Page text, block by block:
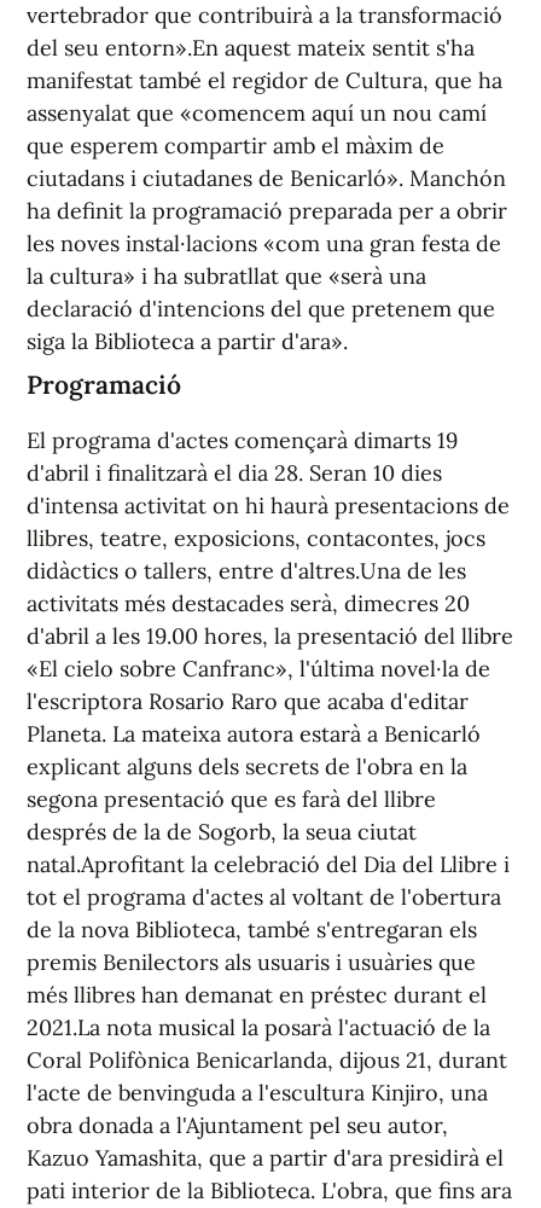
vertebrador que contribuirà a la transformació
del seu entorn».En aquest mateix sentit s'ha
manifestat també el regidor de Cultura, que ha
assenyalat que «comencem aquí un nou camí
que esperem compartir amb el màxim de
ciutadans i ciutadanes de Benicarló». Manchón
ha definit la programació preparada per a obrir
les noves instal·lacions «com una gran festa de
la cultura» i ha subratllat que «serà una
declaració d'intencions del que pretenem que
siga la Biblioteca a partir d'ara».
Programació
El programa d'actes començarà dimarts 19
d'abril i finalitzarà el dia 28. Seran 10 dies
d'intensa activitat on hi haurà presentacions de
llibres, teatre, exposicions, contacontes, jocs
didàctics o tallers, entre d'altres.Una de les
activitats més destacades serà, dimecres 20
d'abril a les 19.00 hores, la presentació del llibre
«El cielo sobre Canfranc», l'última novel·la de
l'escriptora Rosario Raro que acaba d'editar
Planeta. La mateixa autora estarà a Benicarló
explicant alguns dels secrets de l'obra en la
segona presentació que es farà del llibre
després de la de Sogorb, la seua ciutat
natal.Aprofitant la celebració del Dia del Llibre i
tot el programa d'actes al voltant de l'obertura
de la nova Biblioteca, també s'entregaran els
premis Benilectors als usuaris i usuàries que
més llibres han demanat en préstec durant el
2021.La nota musical la posarà l'actuació de la
Coral Polifònica Benicarlanda, dijous 21, durant
l'acte de benvinguda a l'escultura Kinjiro, una
obra donada a l'Ajuntament pel seu autor,
Kazuo Yamashita, que a partir d'ara presidirà el
pati interior de la Biblioteca. L'obra, que fins ara